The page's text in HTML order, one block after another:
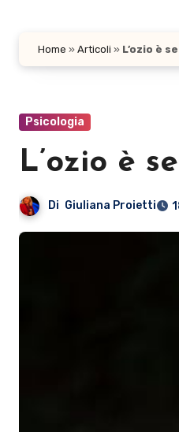
Home » Articoli » L’ozio è
Psicologia
L’ozio è
Di Giuliana Proietti